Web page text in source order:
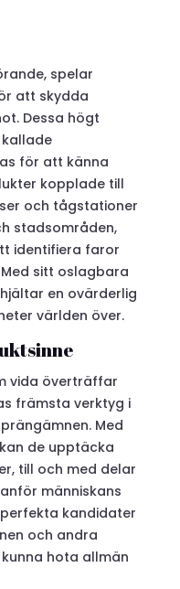
spelar
att skydda
Dessa högt
för att känna
kopplade till
och tågstationer
stadsområden,
identifiera faror
sitt oslagbara
en ovärderlig
världen över.
vida överträffar
främsta verktyg i
Med
de upptäcka
till och med delar
människans
kandidater
och andra
hota allmän